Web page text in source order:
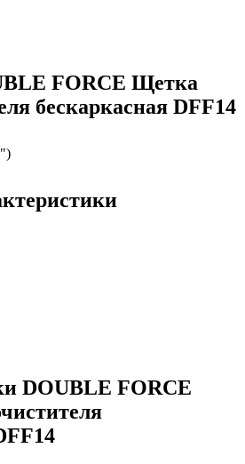
FORCE Щетка
бескаркасная DFF14
DOUBLE FORCE